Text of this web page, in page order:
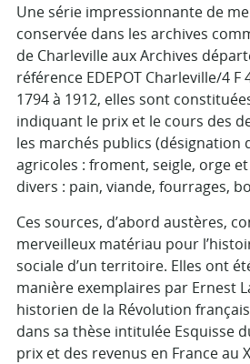
Une série impressionnante de
conservée dans les archives
de Charleville aux Archives
référence EDEPOT Charleville/4 F
1794 à 1912, elles sont
indiquant le prix et le cours des
les marchés publics (désignation
agricoles : froment, seigle, orge
divers : pain, viande, fourrages,
Ces sources, d’abord austères,
merveilleux matériau pour
sociale d’un territoire. Elles ont
manière exemplaires par Ernest
historien de la Révolution
dans sa thèse intitulée Esquisse
prix et des revenus en France au